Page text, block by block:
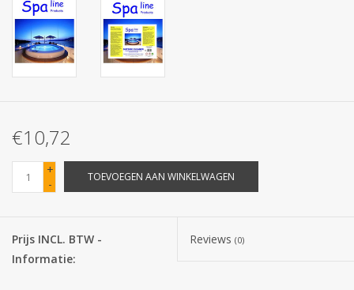
Verpakking
Kantoorbenodigdheden
Corona
Sinterklaassnoep
Carnavalssnoep
€10,72
+
-
TOEVOEGEN AAN WINKELWAGEN
Prijs INCL. BTW -
Informatie:
Reviews (0)